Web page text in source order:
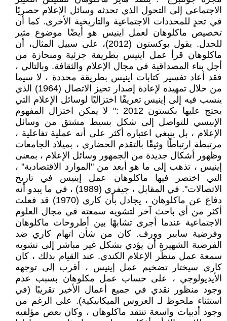
الاجتماعي إلى التحول الذي تحدثه وسائل الإعلام حصريًا
في تحدٍ للمحددات الاجتماعية والتاريخية الأخرى. كما أن
تخصيص ماكلوهان لعمل اينيس هو أيضًا موضوع مثير
للجدل. يقول بوكستون (2012)، على سبيل المثال، أن
ماكلوهان قرأ عمل اينيس بطريقة جزئية ومنحازة من
أجل بناء المصداقية في مجال الإعلام والثقافة. وبالتالي ،
فقد أعاد تفسير كتابات اينيس بطريقة محددة ، لا سيما
من خلال تمهيده لإعادة إصدار تحيز الاتصال (1964) الذي
ينسب فيه إلى إينيس تعريفًا اختزاليًا لوسائل الإعلام التي
يحتج عليها بكستون 2012 :" لا يمكن اختزال المفهوم
الإنيسي للتواصل إلى شكل بسيط مشتق من وسائل
الإعلام ، بل ينبغي اعتباره أكثر على أنه عملية تفاعلية ،
مرتبطة ارتباطًا وثيقًا بالتقدم الحضاري ، بميلاد الجامعات
وظهور أشكال جديدة من الجمهور وسائل الإعلام ، بمعنى
إينيس ، تذهب إلى ما هو أبعد من "الموارد الاقتصادية" ،
التي اختصر فيها ماكلوهان عمل إينيس في تاريخ
الاتصالات". في المقابل ، جيفري (1989) ، في ما يبدو أنه
دفاع عن ماكلوهان ، يجادل بأن كاري (1970) قد فعلت
أكثر من أي باحث آخر لتشويه سمعته في مجال العلوم
الاجتماعية عندما أجرى تشابهًا بين أطروحات ماكلوهان
وفرضية سابير وورف. كان من شأن اتهام كاري ضد
الفرضية الشهيرة أن يؤدي بشكل غير مباشر إلى تشويه
سمعة عمل منظّر الإعلام الكندي. عند القيام بذلك ، كان
كاري سيختار تضخيم عمل إينيس ، أقرب إلى توجهه
الأيديولوجي ، على حساب عمل مكلوهان بسبب عدم
وجود منظور نقدي في جميع أعمال الأخير تقريبًا (في
استثناء ملحوظ لـ العروس الميكانيكية). على الرغم من
وجود أدبيات واسعة تنتقد ماكلوهان ، وكان بعض مؤلفيه